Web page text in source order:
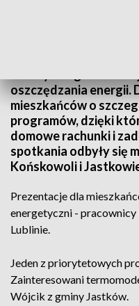
oszczędzania energii.
mieszkańców o
programów, dzięki
domowe rachunki i
spotkania odbyły się
Końskowoli i
Prezentacje dla
energetyczni -
Lublinie.
Jeden z priorytetowych
Zainteresowani
Wójcik z gminy Jastków.